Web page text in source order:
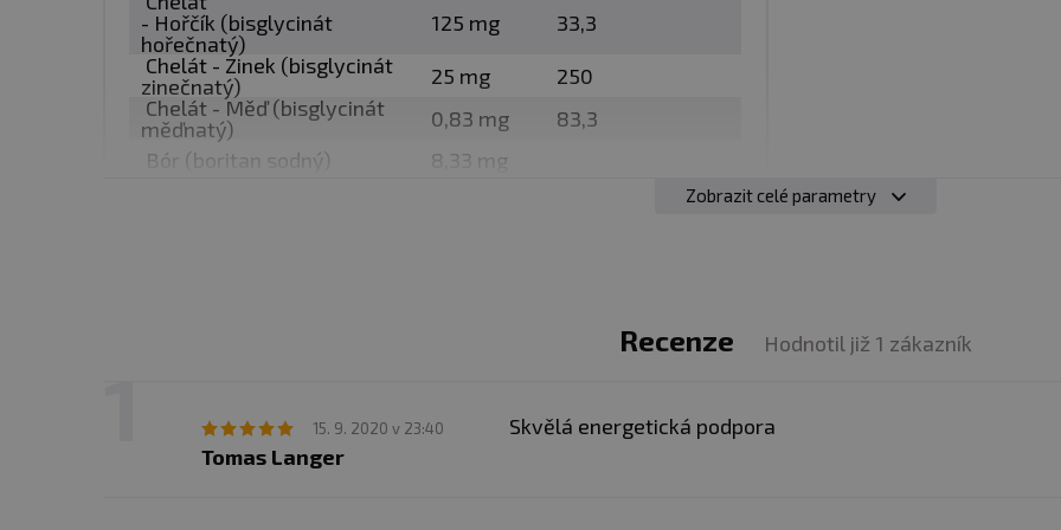
Důležité minerály: zinek, měď a hořčík jsou zastoupeny v exkluzivní formě
představuje vazbu minerálu na dva „nosiče“ obvykle aminokyseliny, kdy je
= kleště ) ve smyslu: AMINOKYSELINA – MINERÁL – AMINOKYSELINA.
vazbu jednoho minerálu na dvě aminokyseliny, či organické kyseliny. Tím se
standardních organických a anorganických forem. Chelát představuje
které je minerál zabudován v listech rostlin a dalších organizmů (špenát, salát
10 mg (714 % RDA) vitamín B6 v každé dávce
- Hořčík (bisglycinát
hořečnatý)
125 mg
33,3
Chelát - Zinek (bisglycinát
zinečnatý)
25 mg
250
Chelát - Měď (bisglycinát
měďnatý)
0,83 mg
83,3
Bór (boritan sodný)
8,33 mg
Zobrazit celé parametry
Recenze Hodnotil již 1 zákazník
15. 9. 2020 v 23:40
Tomas Langer
Skvělá energetická podpora